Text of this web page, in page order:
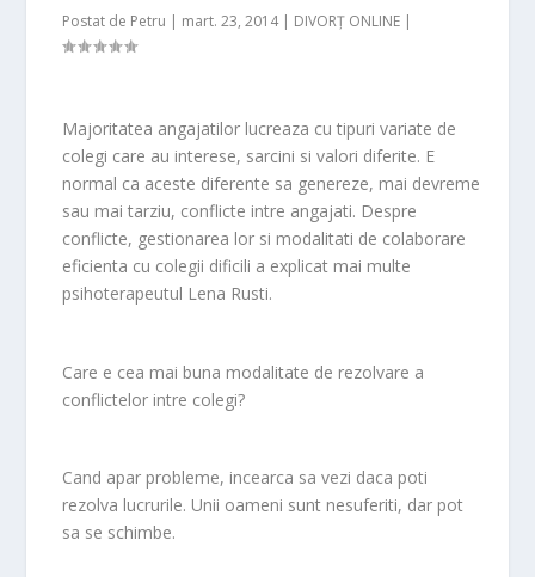
Postat de Petru | mart. 23, 2014| DIVORȚ ONLINE |
Majoritatea angajatilor lucreaza cu tipuri variate de
colegi care au interese, sarcini si valori diferite. E
normal ca aceste diferente sa genereze, mai devreme
sau mai tarziu, conflicte intre angajati. Despre
conflicte, gestionarea lor si modalitati de colaborare
eficienta cu colegii dificili a explicat mai multe
psihoterapeutul Lena Rusti.
Care e cea mai buna modalitate de rezolvare a
conflictelor intre colegi?
Cand apar probleme, incearca sa vezi daca poti
rezolva lucrurile. Unii oameni sunt nesuferiti, dar pot
sa se schimbe.